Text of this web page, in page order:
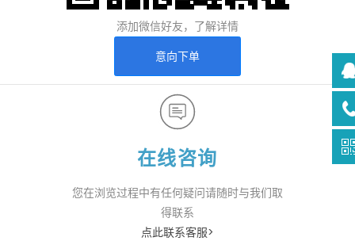
添加微信好友，了解详情
意向下单
在线咨询
您在浏览过程中有任何疑问请随时与我们取
得联系
点此联系客服>